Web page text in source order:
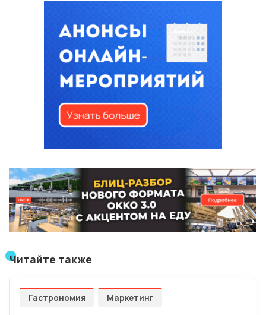
Читайте также
Гастрономия Маркетинг